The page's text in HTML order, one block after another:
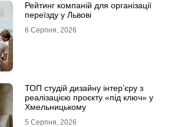
Рейтинг компаній для організації
переїзду у Львові
6 Серпня, 2026
ТОП студій дизайну інтер’єру з
реалізацією проєкту «під ключ» у
Хмельницькому
5 Серпня, 2026